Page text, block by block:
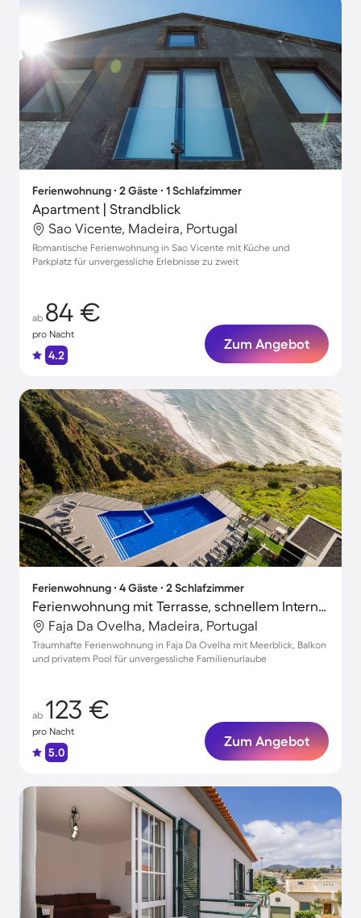
Ferienwohnung ∙ 2 Gäste ∙ 1 Schlafzimmer
Apartment | Strandblick
Sao Vicente, Madeira, Portugal
Romantische Ferienwohnung in Sao Vicente mit Küche und
Parkplatz für unvergessliche Erlebnisse zu zweit
ab 84 €
pro Nacht
4.2
Zum Angebot
Ferienwohnung ∙ 4 Gäste ∙ 2 Schlafzimmer
Ferienwohnung mit Terrasse, schnellem Internet und Pool | Meerblick
Faja Da Ovelha, Madeira, Portugal
Traumhafte Ferienwohnung in Faja Da Ovelha mit Meerblick, Balkon
und privatem Pool für unvergessliche Familienurlaube
ab 123 €
pro Nacht
5.0
Zum Angebot